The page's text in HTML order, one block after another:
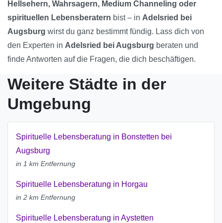
Hellsehern, Wahrsagern, Medium Channeling oder
spirituellen Lebensberatern bist – in Adelsried bei
Augsburg wirst du ganz bestimmt fündig. Lass dich von
den Experten in Adelsried bei Augsburg beraten und
finde Antworten auf die Fragen, die dich beschäftigen.
Weitere Städte in der
Umgebung
Spirituelle Lebensberatung in Bonstetten bei
Augsburg
in 1 km Entfernung
Spirituelle Lebensberatung in Horgau
in 2 km Entfernung
Spirituelle Lebensberatung in Aystetten